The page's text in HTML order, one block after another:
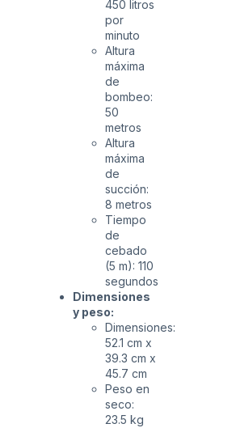
450 litros
por
minuto
Altura
máxima
de
bombeo:
50
metros
Altura
máxima
de
succión:
8 metros
Tiempo
de
cebado
(5 m): 110
segundos
Dimensiones
y peso:
Dimensiones:
52.1 cm x
39.3 cm x
45.7 cm
Peso en
seco:
23.5 kg